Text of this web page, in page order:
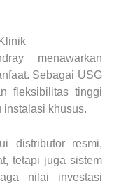
menawarkan
Sebagai USG
fleksibilitas tinggi
instalasi khusus.
distributor resmi,
tetapi juga sistem
nilai investasi